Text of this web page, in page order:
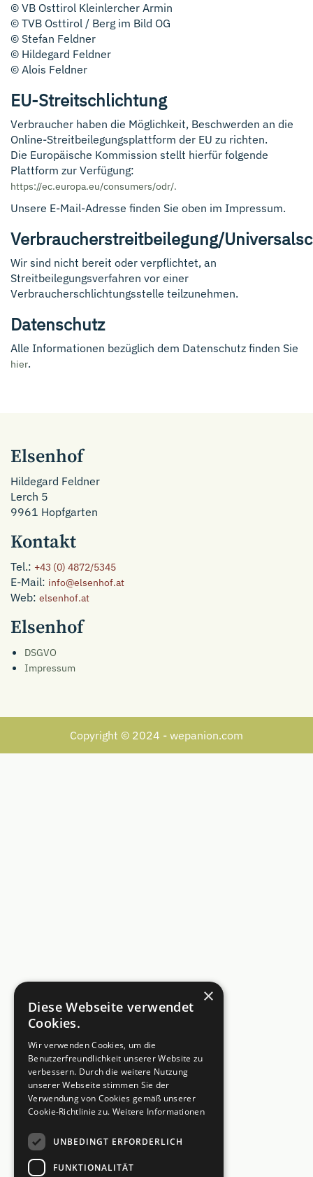
© VB Osttirol Kleinlercher Armin
© TVB Osttirol / Berg im Bild OG
© Stefan Feldner
© Hildegard Feldner
© Alois Feldner
EU-Streitschlichtung
Verbraucher haben die Möglichkeit, Beschwerden an die
Online-Streitbeilegungsplattform der EU zu richten.
Die Europäische Kommission stellt hierfür folgende
Plattform zur Verfügung:
https://ec.europa.eu/consumers/odr/.
Unsere E-Mail-Adresse finden Sie oben im Impressum.
Verbraucherstreitbeilegung/
Wir sind nicht bereit oder verpflichtet, an
Streitbeilegungsverfahren vor einer
Verbraucherschlichtungsstelle teilzunehmen.
Datenschutz
Alle Informationen bezüglich dem Datenschutz finden Sie
hier.
Elsenhof
Hildegard Feldner
Lerch 5
9961 Hopfgarten
Kontakt
Tel.: +43 (0) 4872/5345
E-Mail: info@elsenhof.at
Web: elsenhof.at
Elsenhof
DSGVO
Impressum
Copyright © 2024 - wepanion.com
×
Diese Webseite verwendet
Cookies.
Wir verwenden Cookies, um die
Benutzerfreundlichkeit unserer Website zu
verbessern. Durch die weitere Nutzung
unserer Webseite stimmen Sie der
Verwendung von Cookies gemäß unserer
Cookie-Richtlinie zu. Weitere Informationen
UNBEDINGT ERFORDERLICH
FUNKTIONALITÄT